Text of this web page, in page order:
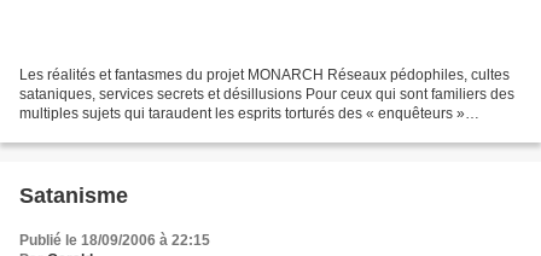
Les réalités et fantasmes du projet MONARCH Réseaux pédophiles, cultes
sataniques, services secrets et désillusions Pour ceux qui sont familiers des
multiples sujets qui taraudent les esprits torturés des « enquêteurs »
Satanisme
Publié le 18/09/2006 à 22:15